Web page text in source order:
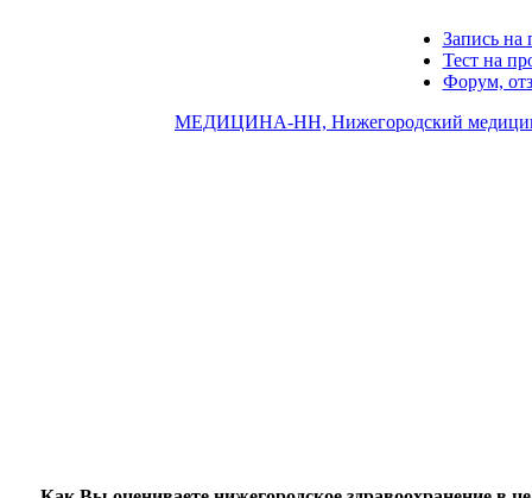
Запись на
Тест на
Форум,
МЕДИЦИНА-НН, Нижегородский